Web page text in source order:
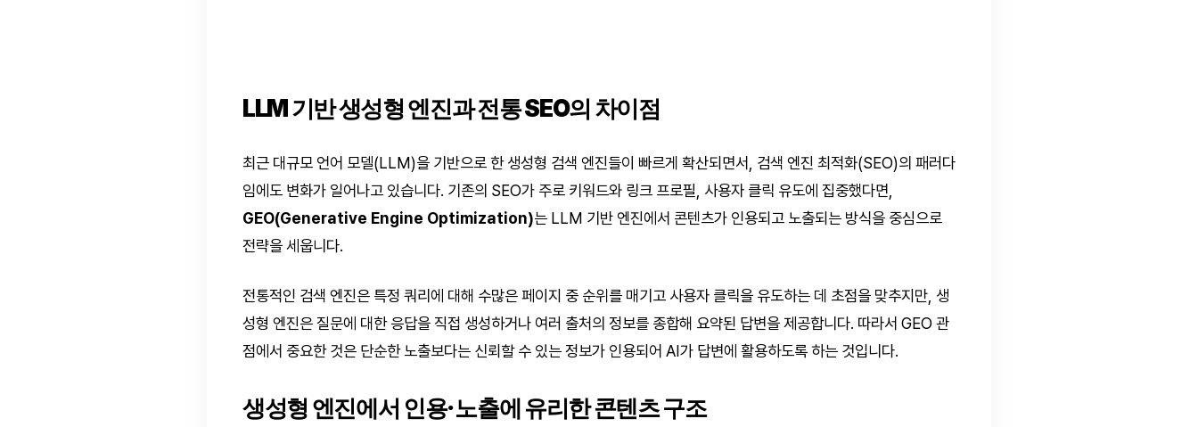
LLM 기반 생성형 엔진과 전통 SEO의 차이점
최근 대규모 언어 모델(LLM)을 기반으로 한 생성형 검색 엔진들이 빠르게 확산되면서, 검색 엔진 최적화(SEO)의 패러다
임에도 변화가 일어나고 있습니다. 기존의 SEO가 주로 키워드와 링크 프로필, 사용자 클릭 유도에 집중했다면,
GEO(Generative Engine Optimization)는 LLM 기반 엔진에서 콘텐츠가 인용되고 노출되는 방식을 중심으로
전략을 세웁니다.
전통적인 검색 엔진은 특정 쿼리에 대해 수많은 페이지 중 순위를 매기고 사용자 클릭을 유도하는 데 초점을 맞추지만, 생
성형 엔진은 질문에 대한 응답을 직접 생성하거나 여러 출처의 정보를 종합해 요약된 답변을 제공합니다. 따라서 GEO 관
점에서 중요한 것은 단순한 노출보다는 신뢰할 수 있는 정보가 인용되어 AI가 답변에 활용하도록 하는 것입니다.
생성형 엔진에서 인용·노출에 유리한 콘텐츠 구조